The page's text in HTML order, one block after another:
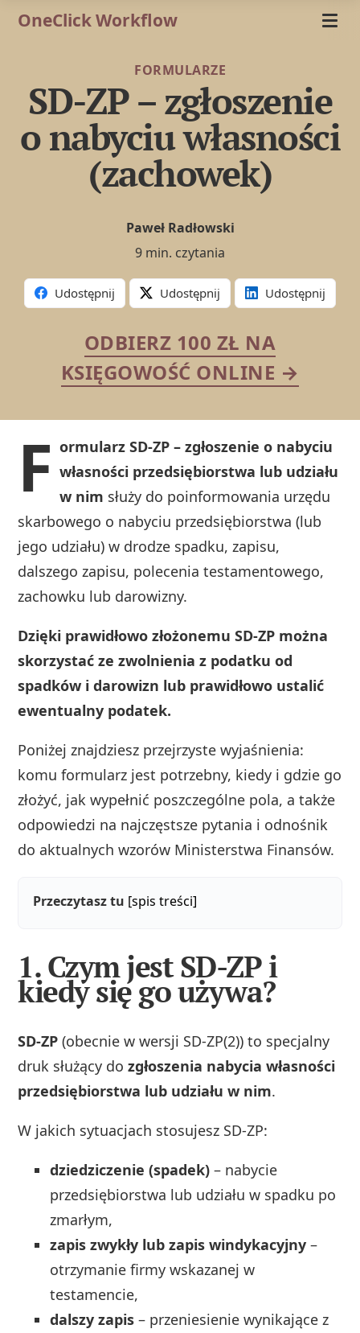
OneClick Workflow
FORMULARZE
SD-ZP – zgłoszenie
o nabyciu własności
(zachowek)
Paweł Radłowski
9 min. czytania
Udostępnij Udostępnij Udostępnij
ODBIERZ 100 ZŁ NA
KSIĘGOWOŚĆ ONLINE →
F ormularz SD-ZP – zgłoszenie o nabyciu
własności przedsiębiorstwa lub udziału
w nim służy do poinformowania urzędu
skarbowego o nabyciu przedsiębiorstwa (lub
jego udziału) w drodze spadku, zapisu,
dalszego zapisu, polecenia testamentowego,
zachowku lub darowizny.
Dzięki prawidłowo złożonemu SD-ZP można
skorzystać ze zwolnienia z podatku od
spadków i darowizn lub prawidłowo ustalić
ewentualny podatek.
Poniżej znajdziesz przejrzyste wyjaśnienia:
komu formularz jest potrzebny, kiedy i gdzie go
złożyć, jak wypełnić poszczególne pola, a także
odpowiedzi na najczęstsze pytania i odnośnik
do aktualnych wzorów Ministerstwa Finansów.
Przeczytasz tu [spis treści]
1. Czym jest SD-ZP i
kiedy się go używa?
SD-ZP (obecnie w wersji SD-ZP(2)) to specjalny
druk służący dozgłoszenia nabycia własności
przedsiębiorstwa lub udziału w nim.
W jakich sytuacjach stosujesz SD-ZP:
dziedziczenie (spadek) – nabycie
przedsiębiorstwa lub udziału w spadku po
zmarłym,
zapis zwykły lub zapis windykacyjny –
otrzymanie firmy wskazanej w
testamencie,
dalszy zapis – przeniesienie wynikające z